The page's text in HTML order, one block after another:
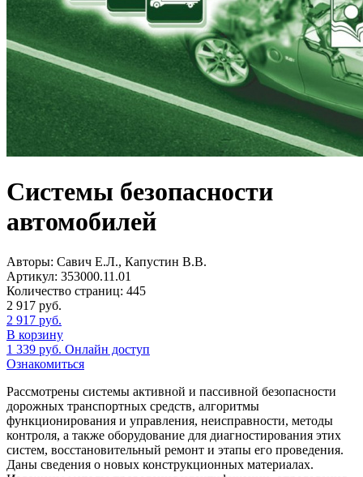
Системы безопасности
автомобилей
Авторы: Савич Е.Л., Капустин В.В.
Артикул: 353000.11.01
Количество страниц: 445
2 917 руб.
2 917 руб.
В корзину
1 339 руб. Онлайн доступ
Ознакомиться
Рассмотрены системы активной и пассивной безопасности
дорожных транспортных средств, алгоритмы
функционирования и управления, неисправности, методы
контроля, а также оборудование для диагностирования этих
систем, восстановительный ремонт и этапы его проведения.
Даны сведения о новых конструкционных материалах.